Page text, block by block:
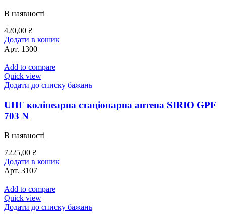
В наявності
420,00 ₴
Додати в кошик
Арт. 1300
Add to compare
Quick view
Додати до списку бажань
UHF колінеарна стаціонарна антена SIRIO GPF
703 N
В наявності
7225,00 ₴
Додати в кошик
Арт. 3107
Add to compare
Quick view
Додати до списку бажань